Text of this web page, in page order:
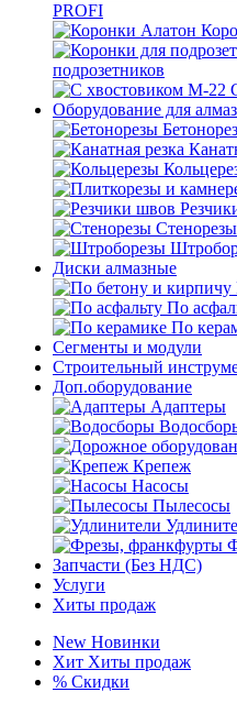
PROFI
подрозетников
Оборудование для
Стенорезы
Диски алмазные
По
По
Сегменты и модули
Строительный
Доп.оборудование
Адаптеры
Крепеж
Насосы
Пылесосы
Запчасти (Без НДС)
Услуги
Хиты продаж
New Новинки
Хит Хиты продаж
% Скидки